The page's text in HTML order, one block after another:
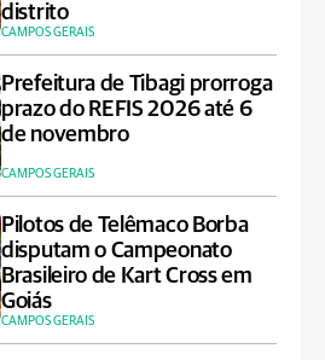
distrito
CAMPOS GERAIS
Prefeitura de Tibagi prorroga
prazo do REFIS 2026 até 6
de novembro
CAMPOS GERAIS
Pilotos de Telêmaco Borba
disputam o Campeonato
Brasileiro de Kart Cross em
Goiás
CAMPOS GERAIS